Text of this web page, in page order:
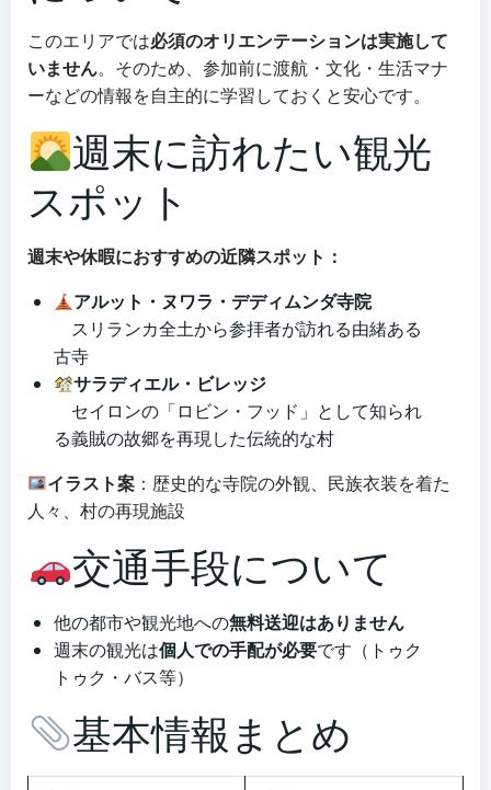
このエリアでは必須のオリエンテーションは実施して
いません。そのため、参加前に渡航・文化・生活マナ
ーなどの情報を自主的に学習しておくと安心です。
週末に訪れたい観光
スポット
週末や休暇におすすめの近隣スポット：
アルット・ヌワラ・デディムンダ寺院
スリランカ全土から参拝者が訪れる由緒ある
古寺
サラディエル・ビレッジ
セイロンの「ロビン・フッド」として知られ
る義賊の故郷を再現した伝統的な村
イラスト案 ：歴史的な寺院の外観、民族衣装を着た
人々、村の再現施設
交通手段について
他の都市や観光地への無料送迎はありません
週末の観光は個人での手配が必要です（トゥク
トゥク・バス等）
基本情報まとめ